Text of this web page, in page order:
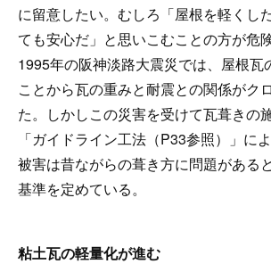
に留意したい。むしろ「屋根を軽くし
ても安心だ」と思いこむことの方が危
1995年の阪神淡路大震災では、屋根瓦
ことから瓦の重みと耐震との関係がク
た。しかしこの災害を受けて瓦葺きの
「ガイドライン工法（P33参照）」に
被害は昔ながらの葺き方に問題がある
基準を定めている。
粘土瓦の軽量化が進む